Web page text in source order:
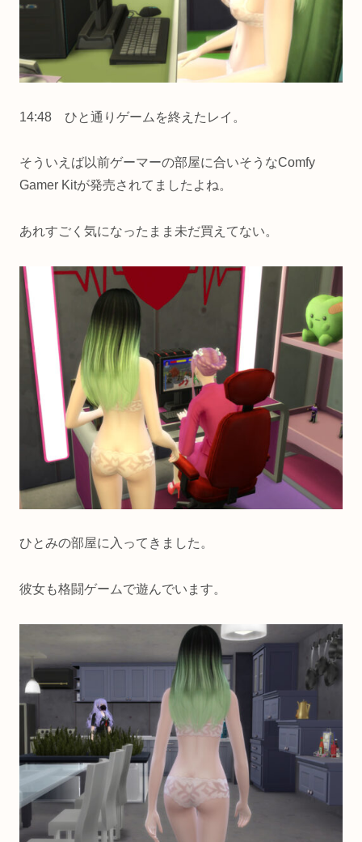
14:48 ひと通りゲームを終えたレイ。
そういえば以前ゲーマーの部屋に合いそうなComfy
Gamer Kitが発売されてましたよね。
あれすごく気になったまま未だ買えてない。
ひとみの部屋に入ってきました。
彼女も格闘ゲームで遊んでいます。